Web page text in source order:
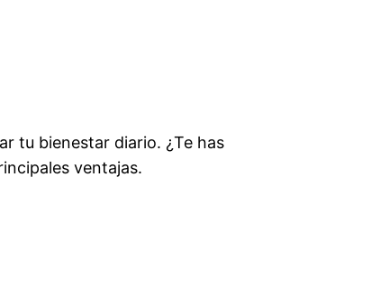
tu bienestar diario. ¿Te has
ventajas.